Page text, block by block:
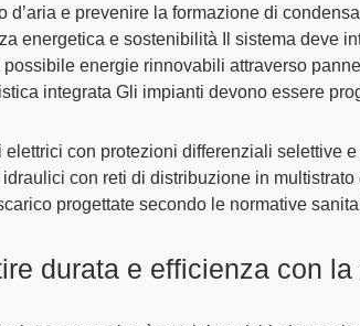
d’aria e prevenire la formazione di
energetica e sostenibilità Il sistema deve
possibile energie rinnovabili attraverso
integrata Gli impianti devono essere
elettrici con protezioni differenziali selettive
idraulici con reti di distribuzione in
progettate secondo le normative
durata e efficienza con